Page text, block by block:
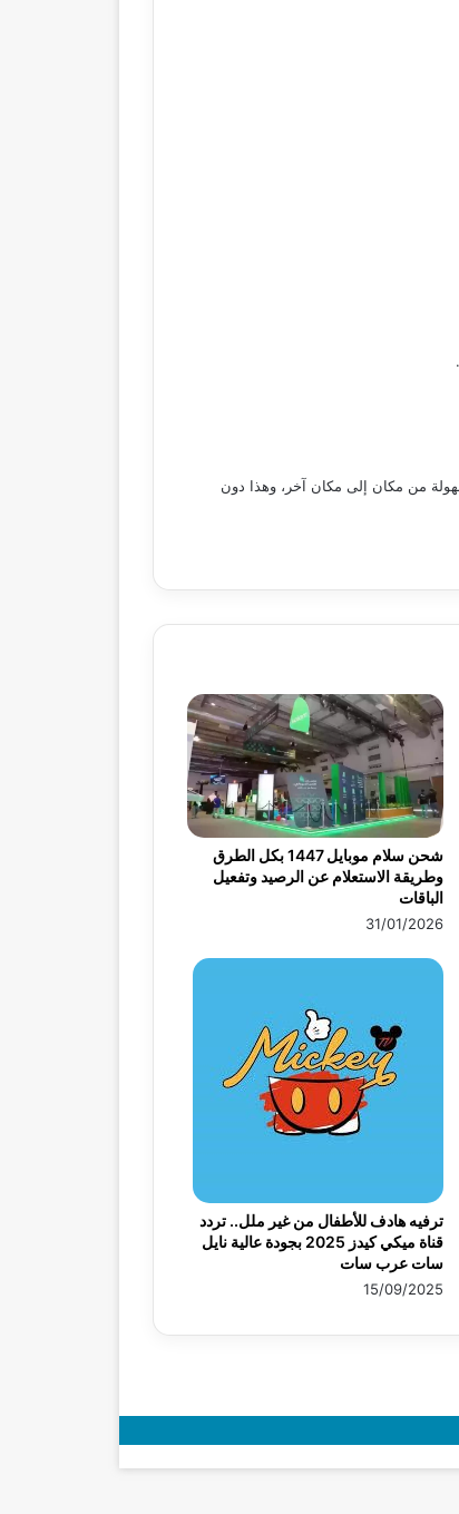
من مكان إلى مكان آخر، وهذا دون
شحن سلام موبايل 1447 بكل الطرق
وطريقة الاستعلام عن الرصيد وتفعيل
الباقات
31/01/2026
ترفيه هادف للأطفال من غير ملل.. تردد
قناة ميكي كيدز 2025 بجودة عالية نايل
سات عرب سات
15/09/2025